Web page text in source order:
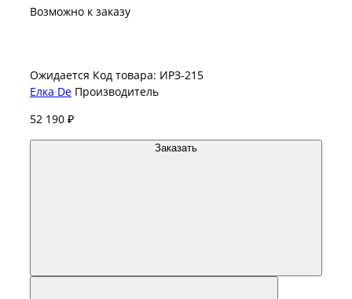
Возможно к заказу
Ожидается Код товара: ИРЗ-215
Елка De Производитель
52 190 ₽
Заказать